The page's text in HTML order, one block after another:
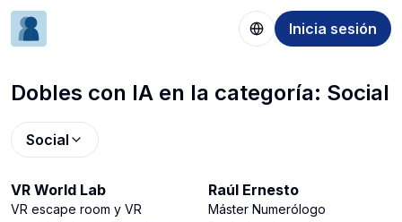
Inicia sesión
Dobles con IA en la categoría: Social
Social
VR World Lab
VR escape room y VR
Raúl Ernesto
Máster Numerólogo